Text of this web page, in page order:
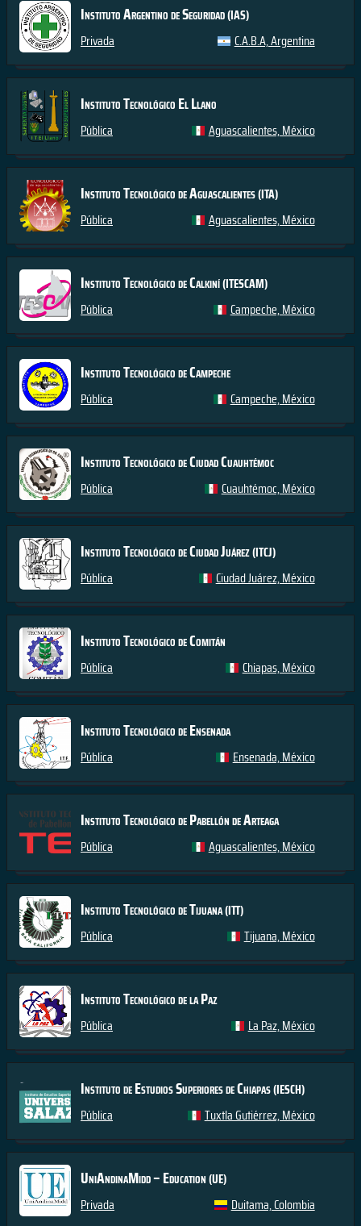
Instituto Argentino de Seguridad(IAS)
Privada C.A.B.A, Argentina
Instituto Tecnológico El Llano
Pública Aguascalientes, México
Instituto Tecnológico de Aguascalientes(ITA)
Pública Aguascalientes, México
Instituto Tecnológico de Calkiní(ITESCAM)
Pública Campeche, México
Instituto Tecnológico de Campeche
Pública Campeche, México
Instituto Tecnológico de Ciudad Cuauhtémoc
Pública Cuauhtémoc, México
Instituto Tecnológico de Ciudad Juárez(ITCJ)
Pública Ciudad Juárez, México
Instituto Tecnológico de Comitán
Pública Chiapas, México
Instituto Tecnológico de Ensenada
Pública Ensenada, México
Instituto Tecnológico de Pabellón de Arteaga
Pública Aguascalientes, México
Instituto Tecnológico de Tijuana(ITT)
Pública Tijuana, México
Instituto Tecnológico de la Paz
Pública La Paz, México
Instituto de Estudios Superiores de Chiapas(IESCH)
Pública Tuxtla Gutiérrez, México
UniAndinaMidd – Education(UE)
Privada Duitama, Colombia